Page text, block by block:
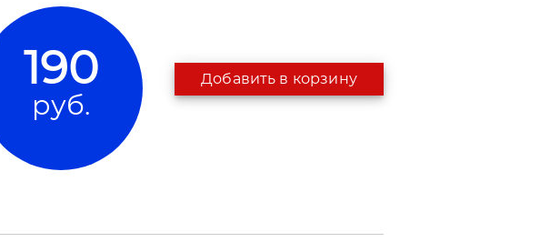
190
руб.
Добавить в корзину